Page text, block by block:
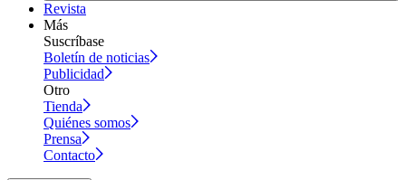
Revista
Más
Suscríbase
Boletín de noticias
Publicidad
Otro
Tienda
Quiénes somos
Prensa
Contacto